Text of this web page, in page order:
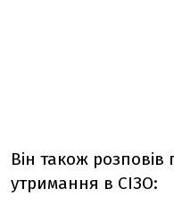
Він також
утримання в СІЗО: